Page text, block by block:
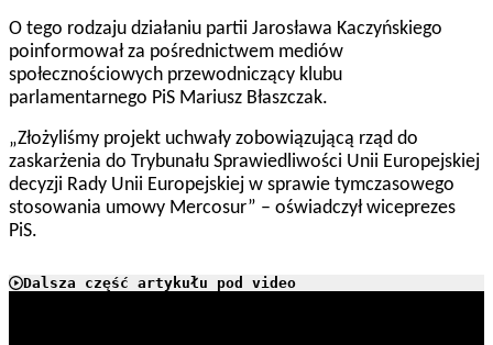
O tego rodzaju działaniu partii Jarosława Kaczyńskiego
poinformował za pośrednictwem mediów
społecznościowych przewodniczący klubu
parlamentarnego PiS Mariusz Błaszczak.
„Złożyliśmy projekt uchwały zobowiązującą rząd do
zaskarżenia do Trybunału Sprawiedliwości Unii Europejskiej
decyzji Rady Unii Europejskiej w sprawie tymczasowego
stosowania umowy Mercosur” – oświadczył wiceprezes
PiS.
Dalsza część artykułu pod video